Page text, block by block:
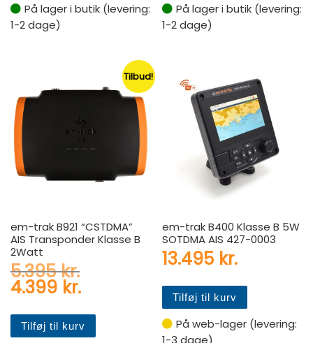
På lager i butik (levering:
1-2 dage)
På lager i butik (levering:
1-2 dage)
Tilbud!
em-trak B921 “CSTDMA”
AIS Transponder Klasse B
2Watt
5.395kr.Den oprindelige pris var:
4.399 kr.Den aktuelle pris er: 4.399
Tilføj til kurv
em-trak B400 Klasse B 5W
SOTDMA AIS 427-0003
13.495 kr.
Tilføj til kurv
På web-lager (levering:
1-3 dage)